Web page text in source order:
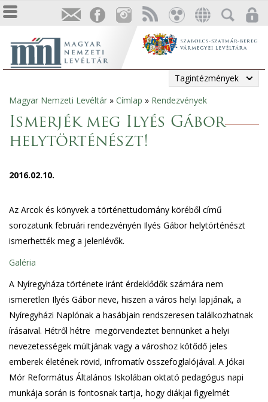
Tagintézmények
Jelenlegi
hely
Magyar Nemzeti Levéltár » Címlap » Rendezvények
Ismerjék meg Ilyés Gábor
helytörténészt!
2016.02.10.
Az Arcok és könyvek a történettudomány köréből című
sorozatunk februári rendezvényén Ilyés Gábor helytörténészt
ismerhették meg a jelenlévők.
Galéria
A Nyíregyháza története iránt érdeklődők számára nem
ismeretlen Ilyés Gábor neve, hiszen a város helyi lapjának, a
Nyíregyházi Naplónak a hasábjain rendszeresen találkozhatnak
írásaival. Hétről hétre megörvendeztet bennünket a helyi
nevezetességek múltjának vagy a városhoz kötődő jeles
emberek életének rövid, infromatív összefoglalójával. A Jókai
Mór Református Általános Iskolában oktató pedagógus napi
munkája során is fontosnak tartja, hogy diákjai figyelmét